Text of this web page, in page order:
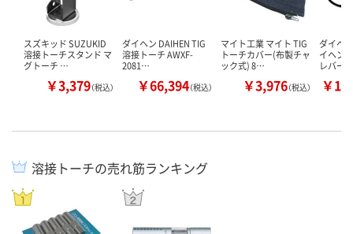
スズキッド SUZUKID
溶接トーチスタンド マ
グトーチ …
￥3,379（税込）
ダイヘン DAIHEN TIG
溶接トーチ AWXF-
2081…
￥66,394（税込）
マイト工業 マイト TIG
トーチカバー(布製チャ
ック式) 8…
￥3,976（税込）
ダイヘン
イヘン
レバー
￥
溶接トーチの売れ筋ランキング